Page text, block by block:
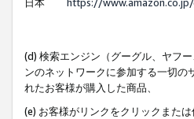
(d) 検索エンジン（グーグル、ヤフ
ンのネットワークに参加する一切の
れたお客様が購入した商品、
(e) お客様がリンクをクリックまた